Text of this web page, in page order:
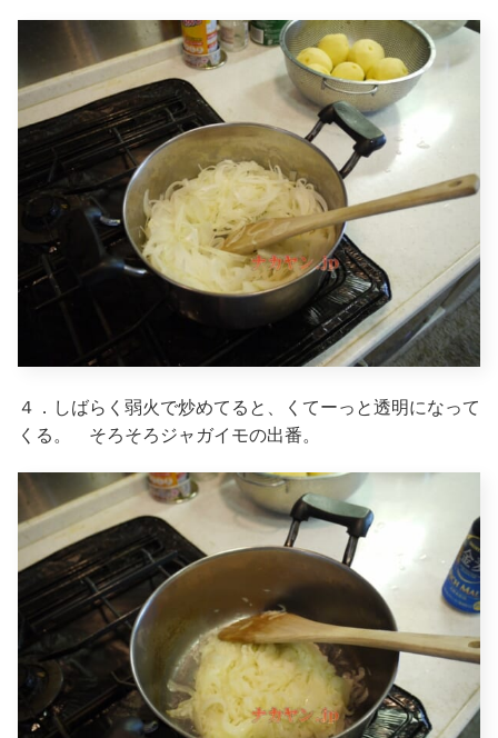
４．しばらく弱火で炒めてると、くてーっと透明になって
くる。 そろそろジャガイモの出番。